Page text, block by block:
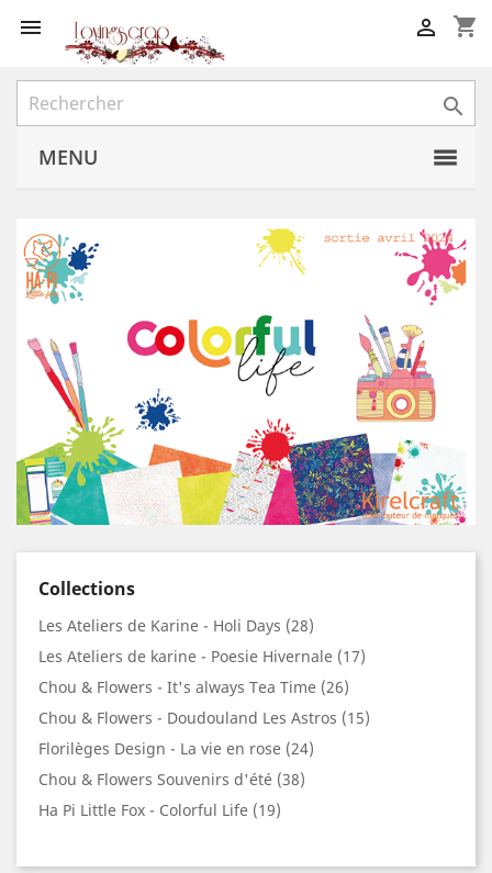
 shopping_cart


MENU
Collections
Les Ateliers de Karine - Holi Days (28)
Les Ateliers de karine - Poesie Hivernale (17)
Chou & Flowers - It's always Tea Time (26)
Chou & Flowers - Doudouland Les Astros (15)
Florilèges Design - La vie en rose (24)
Chou & Flowers Souvenirs d'été (38)
Ha Pi Little Fox - Colorful Life (19)